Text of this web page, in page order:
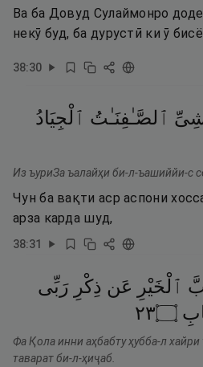
Ва ба Довуд Сулаймонро
некӯ буд, ба дурустӣ ки ӯ
38:30
ٱلصَّـٰفِنَـٰتُ ٱلْجِيَادُ
Из ъуриЗа ъалайҳи би-л-ъашиййи-с
Чун ба вақти аср аспони
арза карда шуд,
38:31
ٱلْخَيْرِ عَن ذِكْرِ رَبِّى
۝٣٢
Фа Қола инни аҳбабту ҳубба-л
таварат би-л-ҳиҷаб.